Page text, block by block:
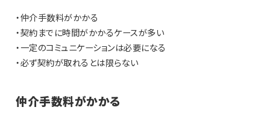
・仲介手数料がかかる
・契約までに時間がかかるケースが多い
・一定のコミュニケーションは必要になる
・必ず契約が取れるとは限らない
仲介手数料がかかる